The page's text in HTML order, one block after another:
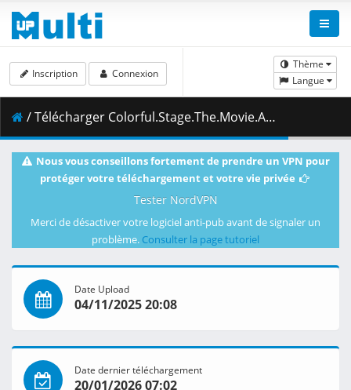
Thème
Langue
Inscription Connexion
/ Télécharger Colorful.Stage.The.Movie.A.Miku.Who.Cant.Sing.2025.1080p.BluRay.DD_5.1.x265-Kawatare.mkv.018 ( 498.08 MB )
Nous vous conseillons fortement de prendre un VPN pour
protéger votre téléchargement et votre vie privée
Tester NordVPN
Merci de désactiver votre logiciel anti-pub avant de signaler un
problème. Consulter la page tutoriel
Date Upload
04/11/2025 20:08
Date dernier téléchargement
20/01/2026 07:02